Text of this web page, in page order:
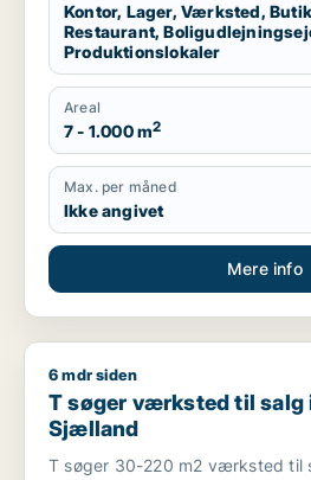
Kontor, Lager, Værksted,
Restaurant,
Produktionslokaler
Areal
7 - 1.000 m2
Max. per måned
Ikke angivet
Mere info
T søger værksted til salg i
6 mdr siden
T søger værksted til salg
Sjælland
T søger 30-220 m2 værksted til